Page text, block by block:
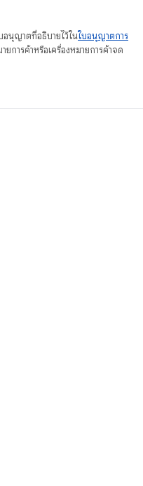
อนุญาตที่อธิบายไว้ในใบอนุญาตการ
การค้าหรือเครื่องหมายการค้าจด